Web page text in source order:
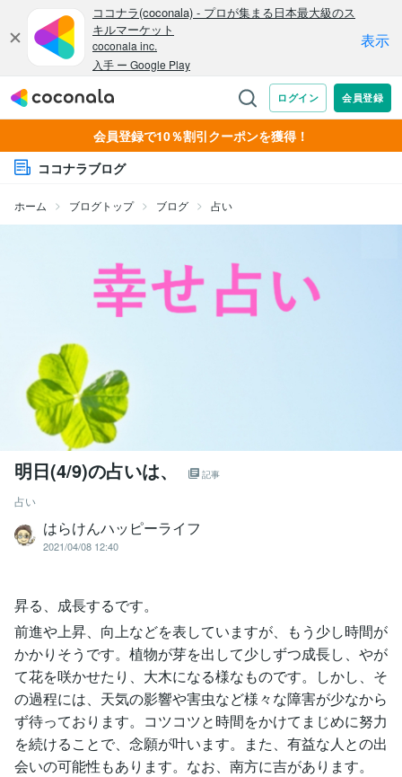
会員登録で10％割引クーポンを獲得！
ココナラブログ
ホーム ブログトップ ブログ 占い
明日(4/9)の占いは、 記事
占い
はらけんハッピーライフ
2021/04/08 12:40
昇る、成長するです。
前進や上昇、向上などを表していますが、もう少し時間が
かかりそうです。植物が芽を出して少しずつ成長し、やが
て花を咲かせたり、大木になる様なものです。しかし、そ
の過程には、天気の影響や害虫など様々な障害が少なから
ず待っております。コツコツと時間をかけてまじめに努力
を続けることで、念願が叶います。また、有益な人との出
会いの可能性もあります。なお、南方に吉があります。